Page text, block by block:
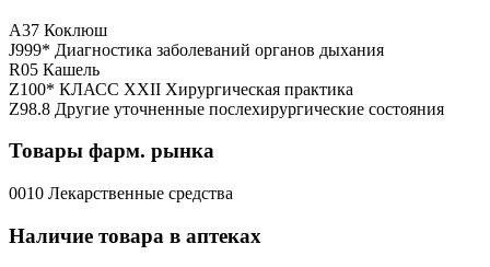
A37 Коклюш
J999* Диагностика заболеваний органов дыхания
R05 Кашель
Z100* КЛАСС XXII Хирургическая практика
Z98.8 Другие уточненные послехирургические состояния
Товары фарм. рынка
0010 Лекарственные средства
Наличие товара в аптеках